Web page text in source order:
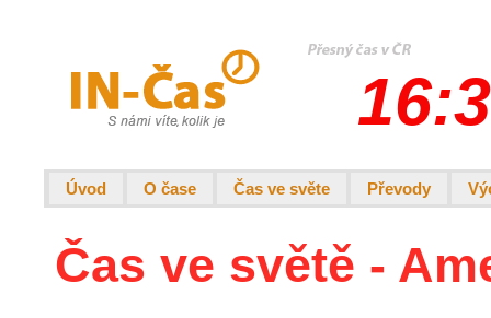
Úvod O čase Čas ve světe Převody
Čas ve světě -